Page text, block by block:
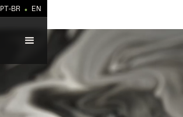
PT-BR • EN